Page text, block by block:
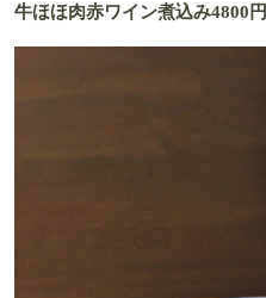
牛ほほ肉赤ワイン煮込み4800円